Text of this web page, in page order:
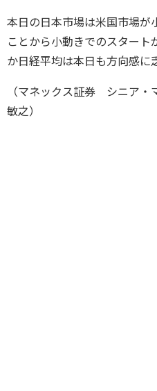
本日の日本市場は米国市場が
ことから小動きでのスタート
か日経平均は本日も方向感に
（マネックス証券 シニア・
敏之）